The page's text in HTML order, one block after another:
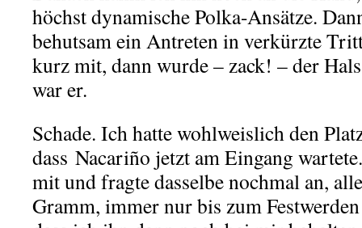
höchst dynamische Polka-Ansätze.
behutsam ein Antreten in verkürzte
kurz mit, dann wurde – zack! – der
war er.
Schade. Ich hatte wohlweislich den
dass Nacariño jetzt am Eingang
mit und fragte dasselbe nochmal an,
Gramm, immer nur bis zum